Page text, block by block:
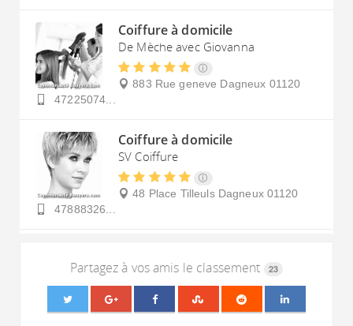
Coiffure à domicile
De Mèche avec Giovanna
883 Rue geneve Dagneux 01120
47225074...
Coiffure à domicile
SV Coiffure
48 Place Tilleuls Dagneux 01120
47888326...
Partagez à vos amis le classement 23